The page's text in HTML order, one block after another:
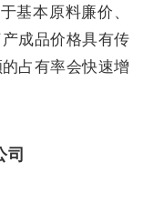
基本原料廉价、
成品价格具有传
占有率会快速增
司